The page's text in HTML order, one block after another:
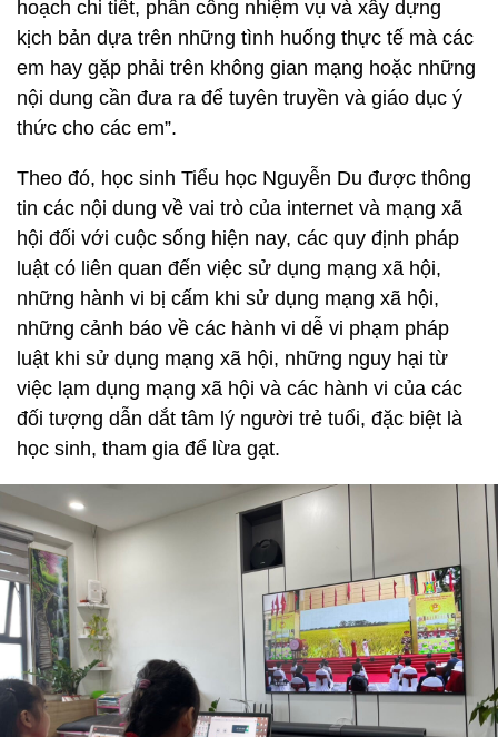
hoạch chi tiết, phân công nhiệm vụ và xây dựng
kịch bản dựa trên những tình huống thực tế mà các
em hay gặp phải trên không gian mạng hoặc những
nội dung cần đưa ra để tuyên truyền và giáo dục ý
thức cho các em”.
Theo đó, học sinh Tiểu học Nguyễn Du được thông
tin các nội dung về vai trò của internet và mạng xã
hội đối với cuộc sống hiện nay, các quy định pháp
luật có liên quan đến việc sử dụng mạng xã hội,
những hành vi bị cấm khi sử dụng mạng xã hội,
những cảnh báo về các hành vi dễ vi phạm pháp
luật khi sử dụng mạng xã hội, những nguy hại từ
việc lạm dụng mạng xã hội và các hành vi của các
đối tượng dẫn dắt tâm lý người trẻ tuổi, đặc biệt là
học sinh, tham gia để lừa gạt.